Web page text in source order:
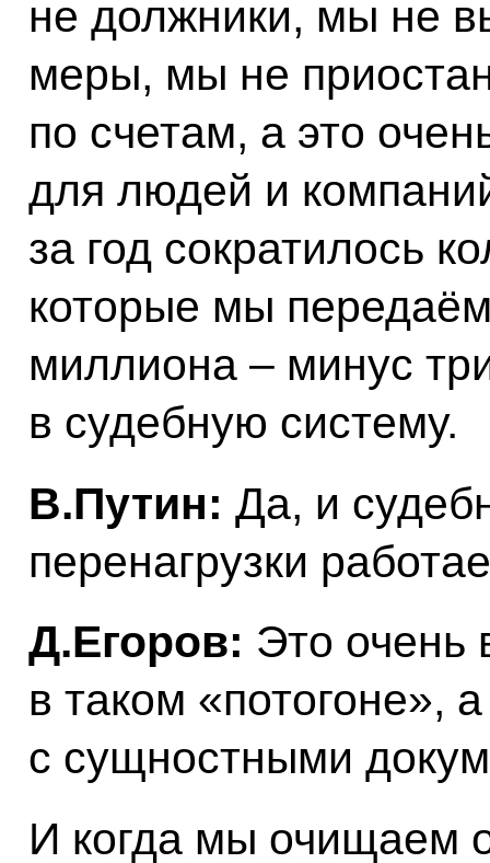
не должники, мы не
меры, мы не
по счетам, а это
для людей и
за год сократилось
которые мы
миллиона – минус
в судебную систему.
В.Путин: Да, и
перенагрузки
Д.Егоров: Это очень
в таком «потогоне»,
с сущностными
И когда мы очищаем